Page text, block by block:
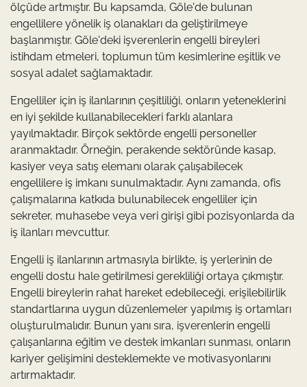
ölçüde artmıştır. Bu kapsamda, Göle'de bulunan
engellilere yönelik iş olanakları da geliştirilmeye
başlanmıştır. Göle'deki işverenlerin engelli bireyleri
istihdam etmeleri, toplumun tüm kesimlerine eşitlik ve
sosyal adalet sağlamaktadır.
Engelliler için iş ilanlarının çeşitliliği, onların yeteneklerini
en iyi şekilde kullanabilecekleri farklı alanlara
yayılmaktadır. Birçok sektörde engelli personeller
aranmaktadır. Örneğin, perakende sektöründe kasap,
kasiyer veya satış elemanı olarak çalışabilecek
engellilere iş imkanı sunulmaktadır. Aynı zamanda, ofis
çalışmalarına katkıda bulunabilecek engelliler için
sekreter, muhasebe veya veri girişi gibi pozisyonlarda da
iş ilanları mevcuttur.
Engelli iş ilanlarının artmasıyla birlikte, iş yerlerinin de
engelli dostu hale getirilmesi gerekliliği ortaya çıkmıştır.
Engelli bireylerin rahat hareket edebileceği, erişilebilirlik
standartlarına uygun düzenlemeler yapılmış iş ortamları
oluşturulmalıdır. Bunun yanı sıra, işverenlerin engelli
çalışanlarına eğitim ve destek imkanları sunması, onların
kariyer gelişimini desteklemekte ve motivasyonlarını
artırmaktadır.